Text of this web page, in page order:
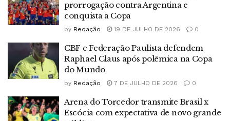
prorrogação contra Argentina e
conquista a Copa
by Redação 19 DE JULHO DE 2026 0
CBF e Federação Paulista defendem
Raphael Claus após polêmica na Copa
do Mundo
by Redação 7 DE JULHO DE 2026 0
Arena do Torcedor transmite Brasil x
Escócia com expectativa de novo grande